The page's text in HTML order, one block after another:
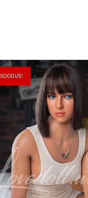
SOODUS!